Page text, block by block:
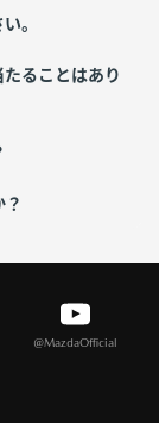
。
ることはあり
@MazdaOfficial